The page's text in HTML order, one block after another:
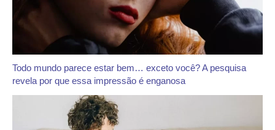
Todo mundo parece estar bem… exceto você? A pesquisa
revela por que essa impressão é enganosa